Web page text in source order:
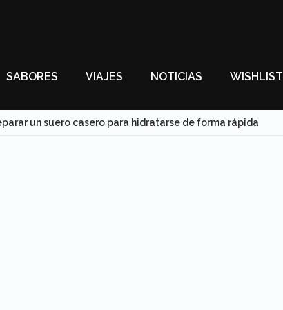
SABORES VIAJES NOTICIAS WISHLIST
un suero casero para hidratarse de forma rápida